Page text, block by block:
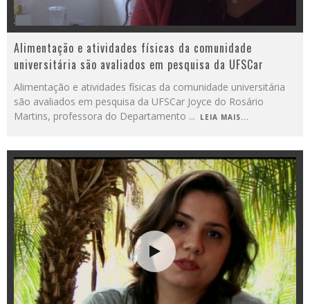
Alimentação e atividades físicas da comunidade
universitária são avaliados em pesquisa da UFSCar
Alimentação e atividades físicas da comunidade universitária
são avaliados em pesquisa da UFSCar Joyce do Rosário
Martins, professora do Departamento ... LEIA MAIS...